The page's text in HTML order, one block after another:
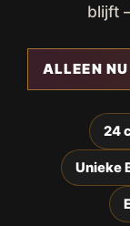
blijft
ALLEEN
24
Unieke